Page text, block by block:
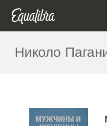
Николо